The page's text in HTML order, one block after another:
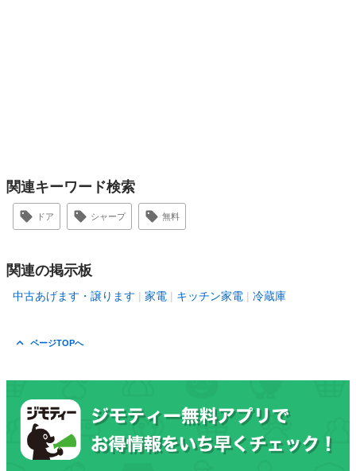
関連キーワード検索
ドア シャープ 無料
関連の掲示板
中古あげます・譲ります 家電 キッチン家電 冷蔵庫
ページTOPへ